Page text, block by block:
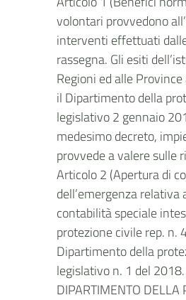
volontari provvedono
interventi effettuati
rassegna. Gli esiti
Regioni ed alle
il Dipartimento della
legislativo 2 gennaio
medesimo decreto,
provvede a valere sulle
Articolo 2 (Apertura di
dell’emergenza
contabilità speciale
protezione civile rep. n.
Dipartimento della
legislativo n. 1 del
DIPARTIMENTO DELLA